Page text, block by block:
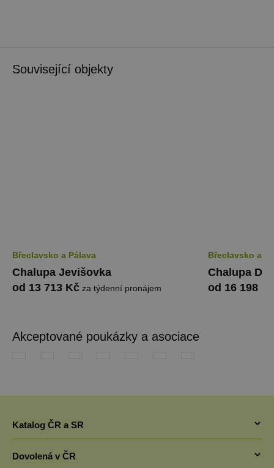
Související objekty
Břeclavsko a Pálava
Chalupa Jevišovka
od 13 713 Kč za týdenní pronájem
Břeclavsko a
Chalupa
od 16 198
Akceptované poukázky a asociace
Katalog ČR a SR
Dovolená v ČR